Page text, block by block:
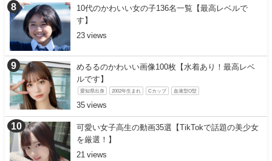
10代のかわいい女の子136名一覧【最高レベルで
す】
23
めるるのかわいい画像100枚【水着あり！最高レベ
ルです】
愛知県出身 2002年生まれ Cカップ 血液型O型
35
可愛い女子高生の動画35選【TikTokで話題の美少女
を厳選！】
21